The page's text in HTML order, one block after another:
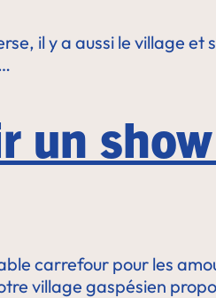
il y a aussi le village
un
carrefour pour les
village gaspésien